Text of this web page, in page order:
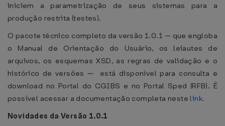
iniciem a parametrização de seus sistemas para a
produção restrita (testes).
O pacote técnico completo da versão 1.0.1 — que engloba
o Manual de Orientação do Usuário, os leiautes de
arquivos, os esquemas XSD, as regras de validação e o
histórico de versões — está disponível para consulta e
download no Portal do CGIBS e no Portal Sped (RFB). É
possível acessar a documentação completa neste link.
Novidades da Versão 1.0.1